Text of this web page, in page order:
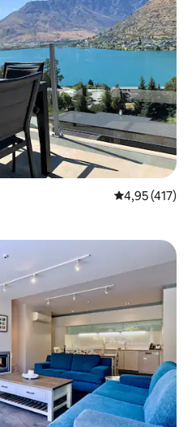
Gemiddelde
4,95 (417)